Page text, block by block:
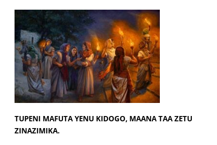
TUPENI MAFUTA YENU KIDOGO, MAANA TAA ZETU
ZINAZIMIKA.